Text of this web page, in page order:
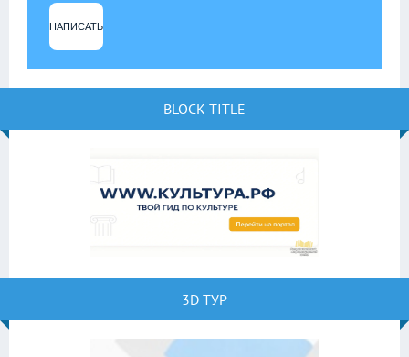
НАПИСАТЬ
BLOCK TITLE
3D ТУР